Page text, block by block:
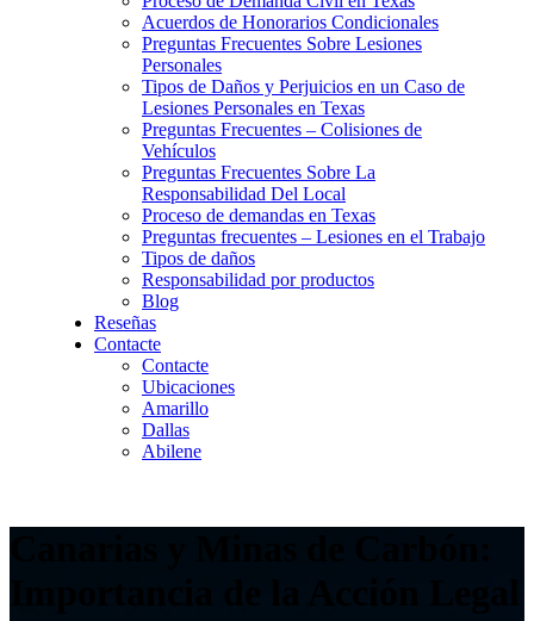
Acuerdos de Honorarios Condicionales
Preguntas Frecuentes Sobre Lesiones
Personales
Tipos de Daños y Perjuicios en un Caso de
Lesiones Personales en Texas
Preguntas Frecuentes – Colisiones de
Vehículos
Preguntas Frecuentes Sobre La
Responsabilidad Del Local
Proceso de demandas en Texas
Preguntas frecuentes – Lesiones en el Trabajo
Tipos de daños
Responsabilidad por productos
Blog
Reseñas
Contacte
Contacte
Ubicaciones
Amarillo
Dallas
Abilene